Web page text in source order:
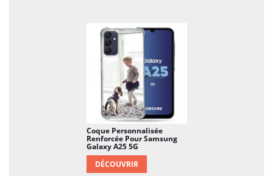
Coque Personnalisée
Renforcée Pour Samsung
Galaxy A25 5G
DÉCOUVRIR